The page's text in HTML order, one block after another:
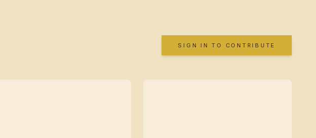
SIGN IN TO CONTRIBUTE